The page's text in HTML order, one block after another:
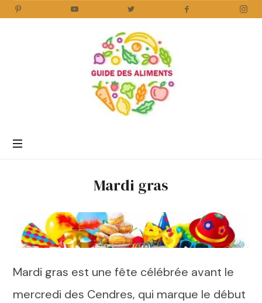
Aliments
Mardi gras
Mardi gras est une fête célébrée avant le
mercredi des Cendres, qui marque le début